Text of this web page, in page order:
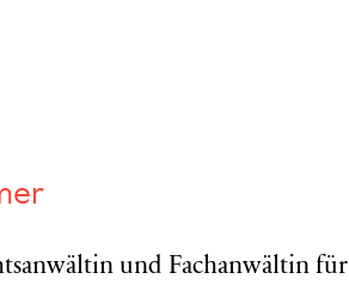
und Fachanwältin für